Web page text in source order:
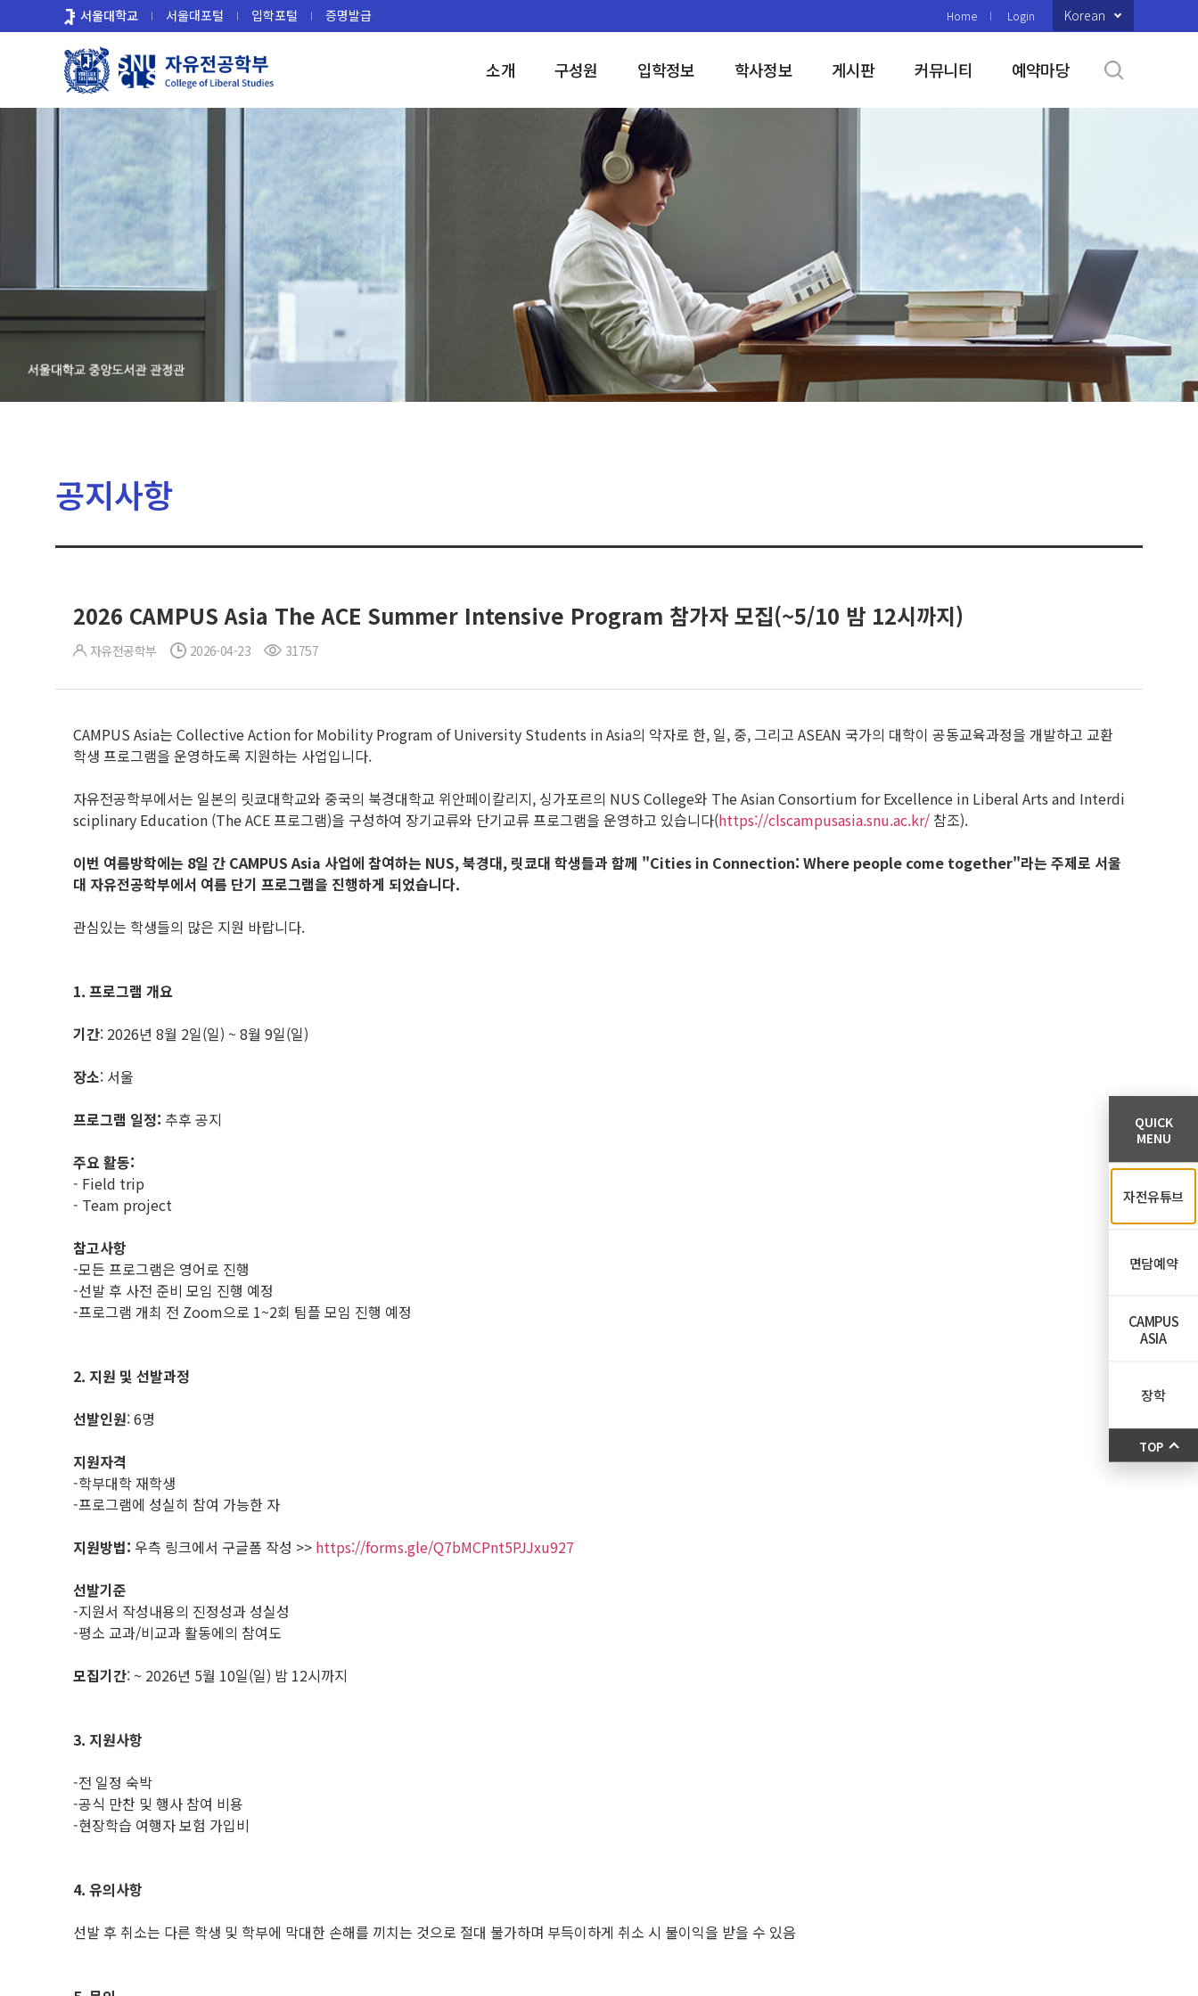
로
서울대학교 서울대포털 입학포털 증명발급 Home Login Korean
소개 구성원 입학정보 학사정보 게시판 커뮤니티 예약마당
공지사항
2026 CAMPUS Asia The ACE Summer Intensive Program 참가자 모집(~5/10 밤 12시까지)
자유전공학부 2026-04-23 31757
CAMPUS Asia는 Collective Action for Mobility Program of University Students in Asia의 약자로 한, 일, 중, 그리고 ASEAN 국가의 대학이 공동교육과정을 개발하고 교환
학생 프로그램을 운영하도록 지원하는 사업입니다.
자유전공학부에서는 일본의 릿쿄대학교와 중국의 북경대학교 위안페이칼리지, 싱가포르의 NUS College와 The Asian Consortium for Excellence in Liberal Arts and Interdi
sciplinary Education (The ACE 프로그램)을 구성하여 장기교류와 단기교류 프로그램을 운영하고 있습니다(https://clscampusasia.snu.ac.kr/ 참조).
이번 여름방학에는 8일 간 CAMPUS Asia 사업에 참여하는 NUS, 북경대, 릿쿄대 학생들과 함께 "Cities in Connection: Where people come together"라는 주제로 서울
대 자유전공학부에서 여름 단기 프로그램을 진행하게 되었습니다.
관심있는 학생들의 많은 지원 바랍니다.
1. 프로그램 개요
기간: 2026년 8월 2일(일) ~ 8월 9일(일)
장소: 서울
프로그램 일정: 추후 공지
주요 활동:
- Field trip
- Team project
참고사항
-모든 프로그램은 영어로 진행
-선발 후 사전 준비 모임 진행 예정
-프로그램 개최 전 Zoom으로 1~2회 팀플 모임 진행 예정
2. 지원 및 선발과정
선발인원: 6명
지원자격
-학부대학 재학생
-프로그램에 성실히 참여 가능한 자
지원방법: 우측 링크에서 구글폼 작성 >> https://forms.gle/Q7bMCPnt5PJJxu927
선발기준
-지원서 작성내용의 진정성과 성실성
-평소 교과/비교과 활동에의 참여도
모집기간: ~ 2026년 5월 10일(일) 밤 12시까지
3. 지원사항
-전 일정 숙박
-공식 만찬 및 행사 참여 비용
-현장학습 여행자 보험 가입비
4. 유의사항
선발 후 취소는 다른 학생 및 학부에 막대한 손해를 끼치는 것으로 절대 불가하며 부득이하게 취소 시 불이익을 받을 수 있음
QUICK
MENU
자전유튜브
면담예약
CAMPUS
ASIA
장학
TOP